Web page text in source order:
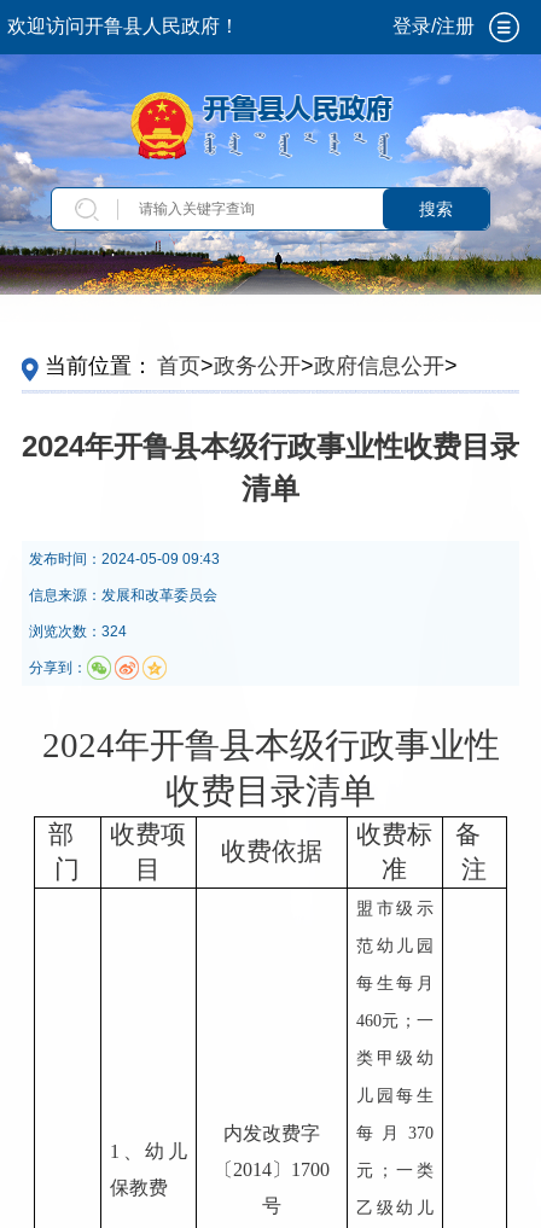
欢迎访问开鲁县人民政府！ 登录/注册
搜索
当前位置： 首页>政务公开>政府信息公开>
定主动公开内容>行政事业性收费
2024年开鲁县本级行政事业性收费目录
清单
发布时间： 2024-05-09 09:43
信息来源： 发展和改革委员会
浏览次数：324
分享到：
2024年开鲁县本级行政事业性
收费目录清单
部
门
收费项
目
收费依据
收费标
准
备
注
1、幼儿
保教费
内发改费字
〔 2014〕 1700
号
盟市级示
范幼儿园
每生每月
460元；一
类甲级幼
儿园每生
每月370
元；一类
乙级幼儿